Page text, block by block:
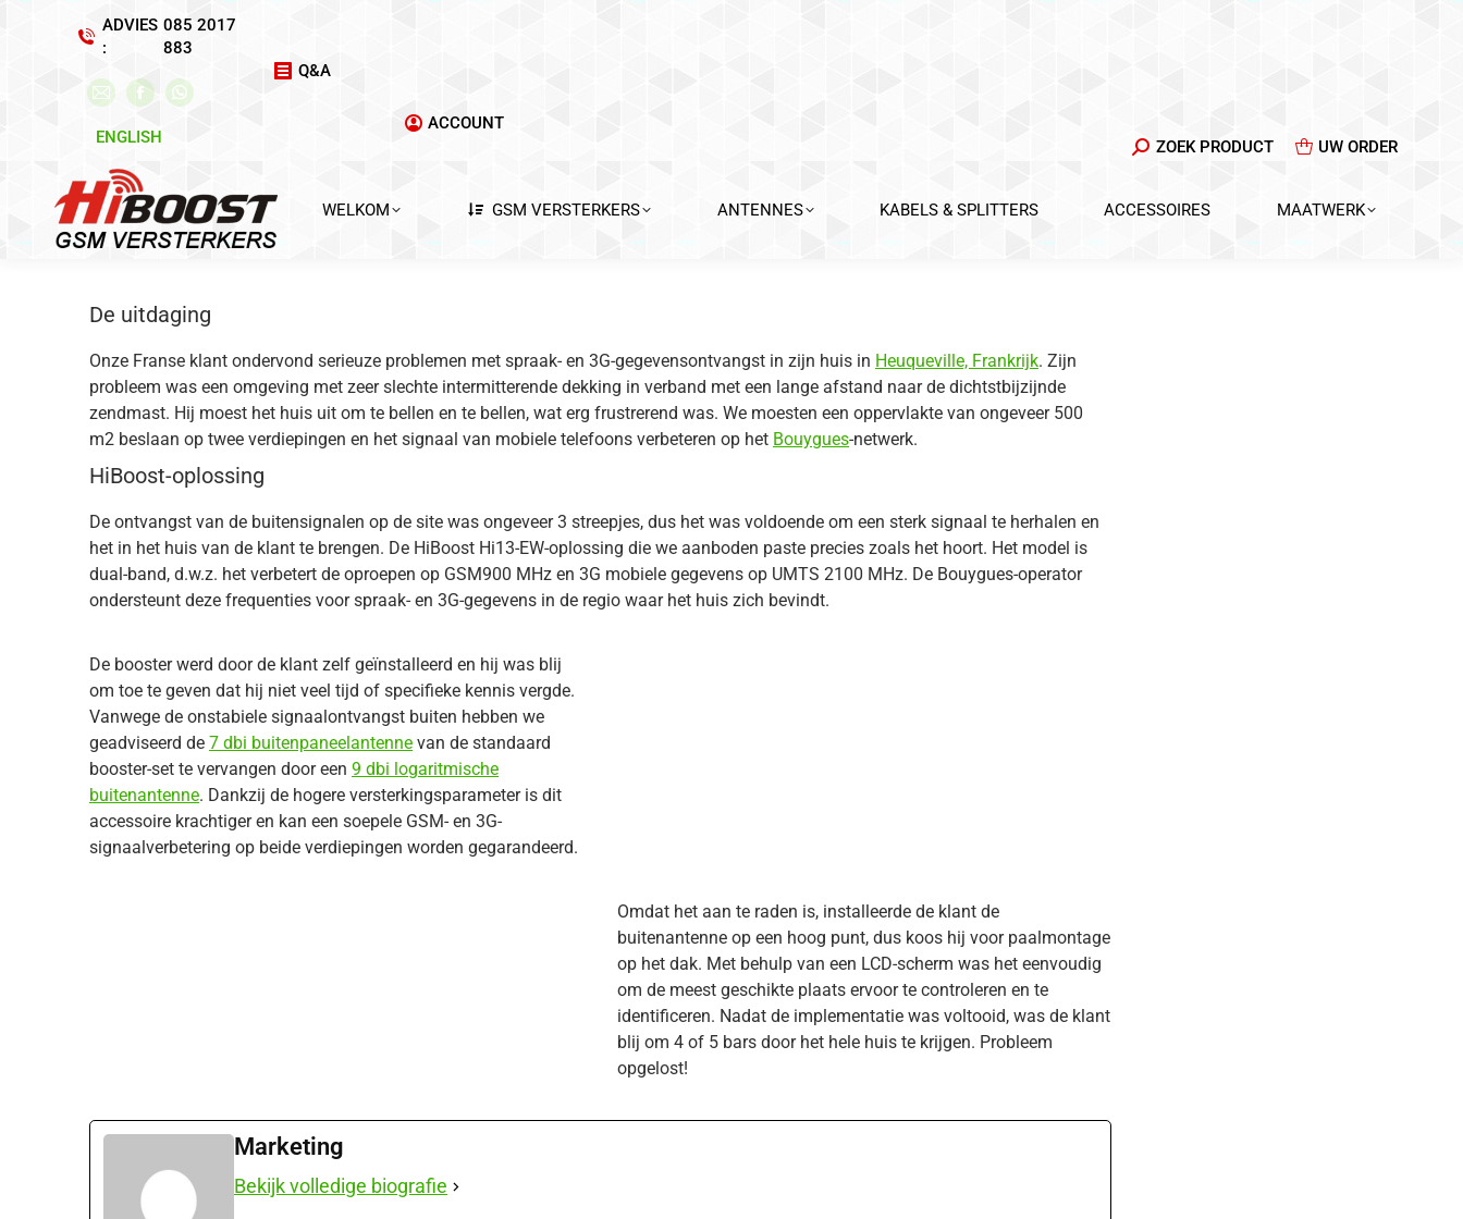
ADVIES
:
085 2017
883
E-
mail
wordt
geopend
in
nieuw
Facebook
pagina
geopend
in
een
venster
WhatsApp
geopend
in
een
venster
ENGLISH
Q&A
ACCOUNT
ZOEKEN:
ZOEK PRODUCT UW ORDER
WELKOM GSM VERSTERKERS ANTENNES KABELS & SPLITTERS ACCESSOIRES MAATWERK
De uitdaging
Onze Franse klant ondervond serieuze problemen met spraak- en 3G-gegevensontvangst in zijn huis in Heuqueville, Frankrijk. Zijn
probleem was een omgeving met zeer slechte intermitterende dekking in verband met een lange afstand naar de dichtstbijzijnde
zendmast. Hij moest het huis uit om te bellen en te bellen, wat erg frustrerend was. We moesten een oppervlakte van ongeveer 500
m2 beslaan op twee verdiepingen en het signaal van mobiele telefoons verbeteren op het Bouygues-netwerk.
HiBoost-oplossing
De ontvangst van de buitensignalen op de site was ongeveer 3 streepjes, dus het was voldoende om een sterk signaal te herhalen en
het in het huis van de klant te brengen. De HiBoost Hi13-EW-oplossing die we aanboden paste precies zoals het hoort. Het model is
dual-band, d.w.z. het verbetert de oproepen op GSM900 MHz en 3G mobiele gegevens op UMTS 2100 MHz. De Bouygues-operator
ondersteunt deze frequenties voor spraak- en 3G-gegevens in de regio waar het huis zich bevindt.
De booster werd door de klant zelf geïnstalleerd en hij was blij
om toe te geven dat hij niet veel tijd of specifieke kennis vergde.
Vanwege de onstabiele signaalontvangst buiten hebben we
geadviseerd de 7 dbi buitenpaneelantenne van de standaard
booster-set te vervangen door een 9 dbi logaritmische
buitenantenne. Dankzij de hogere versterkingsparameter is dit
accessoire krachtiger en kan een soepele GSM- en 3G-
signaalverbetering op beide verdiepingen worden gegarandeerd.
Omdat het aan te raden is, installeerde de klant de
buitenantenne op een hoog punt, dus koos hij voor paalmontage
op het dak. Met behulp van een LCD-scherm was het eenvoudig
om de meest geschikte plaats ervoor te controleren en te
identificeren. Nadat de implementatie was voltooid, was de klant
blij om 4 of 5 bars door het hele huis te krijgen. Probleem
opgelost!
Marketing
Bekijk volledige biografie